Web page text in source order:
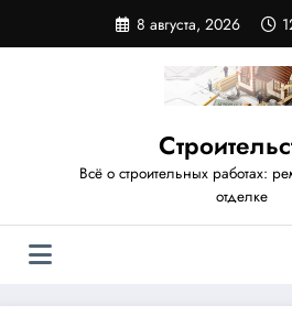
содержимому
8 августа, 2026
Всё о строительных работах:
отделке